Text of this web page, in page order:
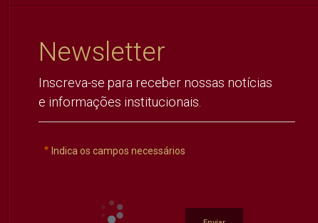
Newsletter
Inscreva-se para receber nossas notícias
e informações institucionais.
Indica os campos necessários